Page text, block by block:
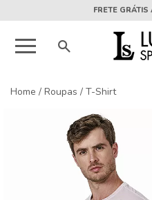
5X SEM JUROS
Home / Roupas / T-Shirt